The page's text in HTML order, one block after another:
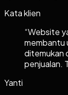
Kata klien
“Website
membantu
ditemukan
penjualan.
Yanti